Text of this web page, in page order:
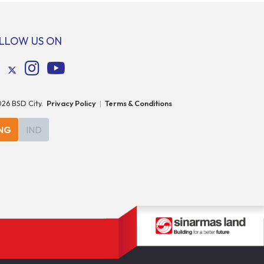
US ON
BSD City. Privacy Policy | Terms & Conditions
IND